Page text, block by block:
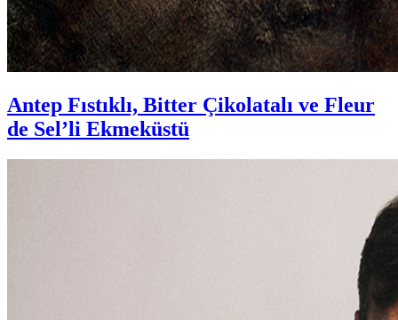
Antep Fıstıklı, Bitter Çikolatalı ve Fleur
de Sel’li Ekmeküstü